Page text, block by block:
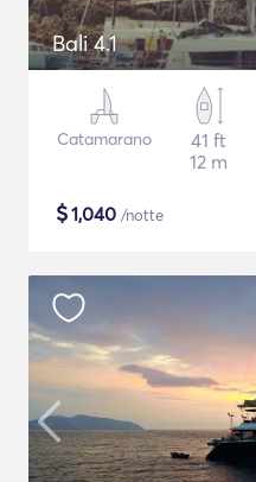
Bali 4.1
Catamarano
41 ft
12 m
$1,040 /notte